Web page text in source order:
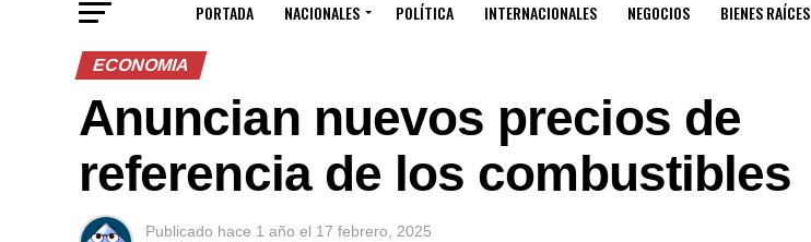
PORTADA NACIONALES POLÍTICA INTERNACIONALES NEGOCIOS BIENES RAÍCES
ECONOMIA
Anuncian nuevos precios de
referencia de los combustibles
Publicado hace 1 año el 17 febrero, 2025